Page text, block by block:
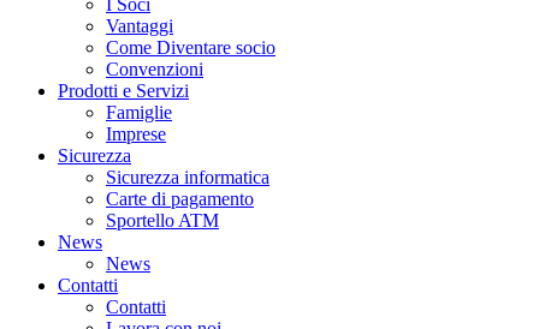
I Soci
Vantaggi
Come Diventare socio
Convenzioni
Prodotti e Servizi
Famiglie
Imprese
Sicurezza
Sicurezza informatica
Carte di pagamento
Sportello ATM
News
News
Contatti
Contatti